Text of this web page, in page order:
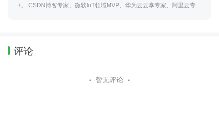
+。 CSDN博客专家、微软IoT领域MVP、华为云云享专家、阿里云专家
评论
暂无评论